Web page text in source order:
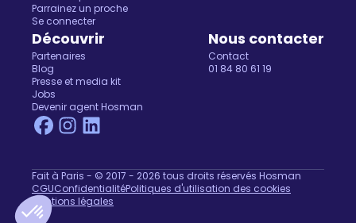
Salut c'est nous...
les Cookies !
On a attendu d'être sûrs que le contenu de ce site vous
intéresse avant de vous déranger, mais on aimerait bien vous
accompagner pendant votre visite...
C'est OK pour vous ?
Pour modifier vos préférences par la suite, cliquez sur le lien
Lire la politique de confidentialité
Consentements certifiés par
Parrainez un proche
Se connecter
Découvrir
Partenaires
Blog
Presse et media kit
Jobs
Devenir agent Hosman
Nous contacter
Contact
01 84 80 61 19
Fait à Paris - © 2017 - 2026 tous droits réservés Hosman
CGUConfidentialitéPolitiques d'utilisation des cookies
Mentions légales